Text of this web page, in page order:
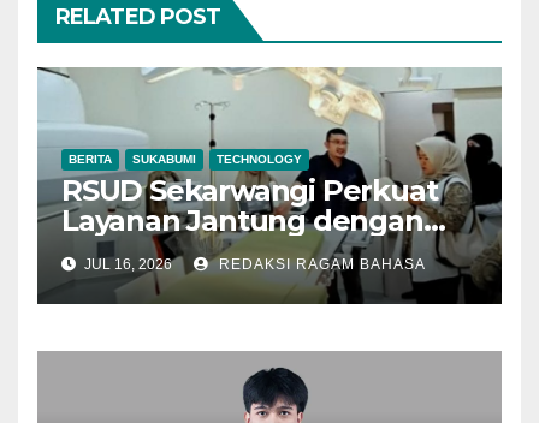
RELATED POST
BERITA SUKABUMI TECHNOLOGY
RSUD Sekarwangi Perkuat
Layanan Jantung dengan
Cath Lab, Dinkes Sukabumi
Sebut Akses Pasien Makin
Cepat
JUL 16, 2026 REDAKSI RAGAM BAHASA